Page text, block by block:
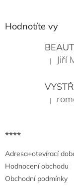
Hodnotíte vy
| Jiří
|
****
Adresa+otevírací
Hodnocení obchodu
Obchodní podmínky